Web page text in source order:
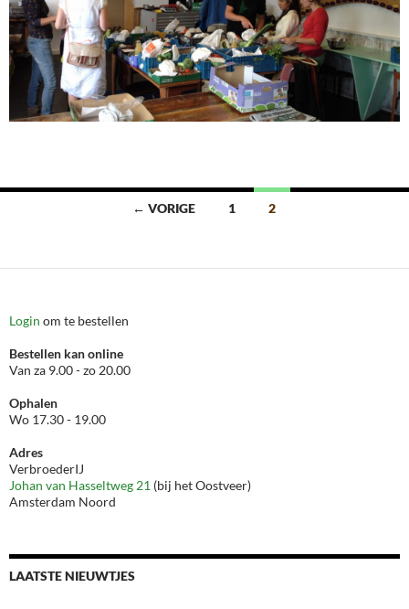
← VORIGE 1 2
Login om te bestellen
Bestellen kan online
Van za 9.00 - zo 20.00
Ophalen
Wo 17.30 - 19.00
Adres
VerbroederIJ
Johan van Hasseltweg 21 (bij het Oostveer)
Amsterdam Noord
LAATSTE NIEUWTJES